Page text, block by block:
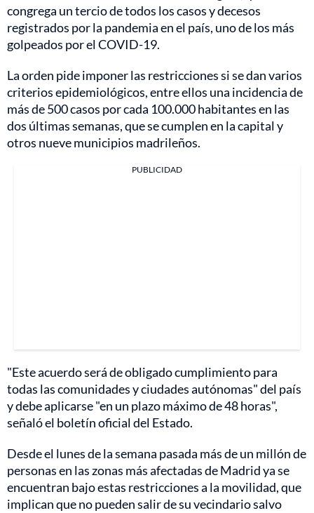
congrega un tercio de todos los casos y decesos
registrados por la pandemia en el país, uno de los más
golpeados por el COVID-19.
La orden pide imponer las restricciones si se dan varios
criterios epidemiológicos, entre ellos una incidencia de
más de 500 casos por cada 100.000 habitantes en las
dos últimas semanas, que se cumplen en la capital y
otros nueve municipios madrileños.
PUBLICIDAD
"Este acuerdo será de obligado cumplimiento para
todas las comunidades y ciudades autónomas" del país
y debe aplicarse "en un plazo máximo de 48 horas",
señaló el boletín oficial del Estado.
Desde el lunes de la semana pasada más de un millón de
personas en las zonas más afectadas de Madrid ya se
encuentran bajo estas restricciones a la movilidad, que
implican que no pueden salir de su vecindario salvo